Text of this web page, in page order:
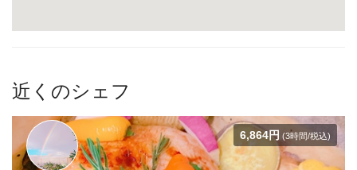
近くのシェフ
6,864円 (3時間/税込)